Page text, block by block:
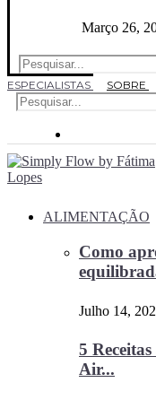
Março 26,
ESPECIALISTAS
SOBRE
ALIMENTAÇÃO
Como
Julho 14,
5
Air...